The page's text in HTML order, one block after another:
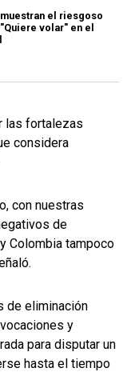
el riesgoso
volar" en el
las fortalezas
considera
con nuestras
de
Colombia tampoco
de eliminación
y
para disputar un
hasta el tiempo